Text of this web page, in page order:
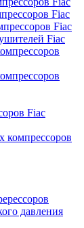
Fiac
Fiac
Fiac
Fiac
компрессоров
давления